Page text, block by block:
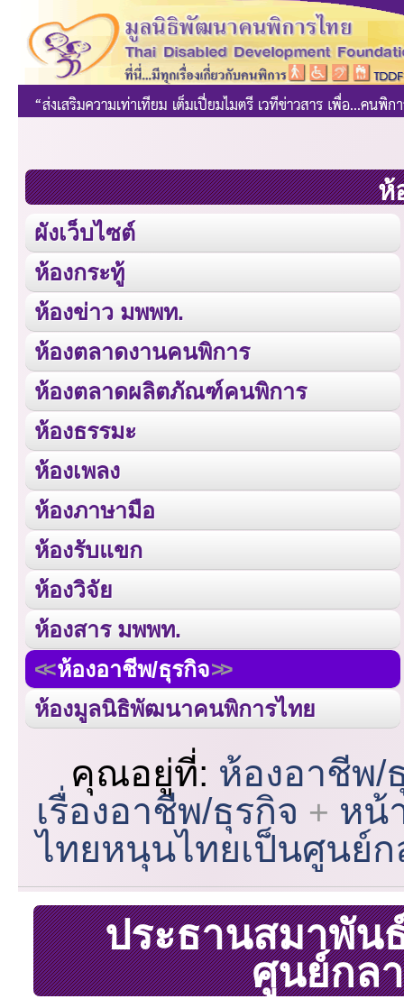
ห้
ผังเว็บไซต์
ห้องกระทู้
ห้องข่าว มพพท.
ห้องตลาดงานคนพิการ
ห้องตลาดผลิตภัณฑ์คนพิการ
ห้องธรรมะ
ห้องเพลง
ห้องภาษามือ
ห้องรับแขก
ห้องวิจัย
ห้องสาร มพพท.
ห้องอาชีพ/ธุรกิจ
ห้องมูลนิธิพัฒนาคนพิการไทย
คุณอยู่ที่: ห้องอาชีพ/
เรื่องอาชีพ/ธุรกิจ
หน้
ไทยหนุนไทยเป็นศูนย์
ประธานสมาพัน
ศูนย์กล